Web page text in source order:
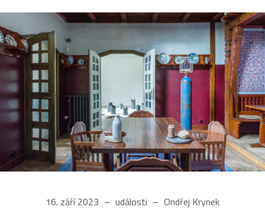
16. září 2023 události Ondřej Krynek